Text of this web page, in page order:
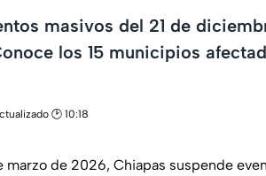
masivos del 21 de
los 15 municipios
🕑 10:18
de 2026, Chiapas suspende